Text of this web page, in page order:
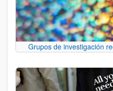
Grupos de investigación